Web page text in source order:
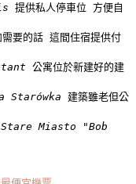
提供私人停車位 方便自
需要的話 這間住宿提供付
公寓位於新建好的建
Starówka 建築雖老但公
Miasto "Bob